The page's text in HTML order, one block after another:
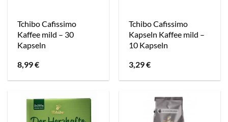
Tchibo Cafissimo
Kaffee mild – 30
Kapseln
8,99€
Tchibo Cafissimo
Kapseln Kaffee mild –
10 Kapseln
3,29€